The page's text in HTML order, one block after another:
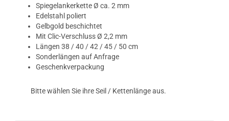
Spiegelankerkette Ø ca. 2 mm
Edelstahl poliert
Gelbgold beschichtet
Mit Clic-Verschluss Ø 2,2 mm
Längen 38 / 40 / 42 / 45 / 50 cm
Sonderlängen auf Anfrage
Geschenkverpackung
Bitte wählen Sie ihre Seil / Kettenlänge aus.